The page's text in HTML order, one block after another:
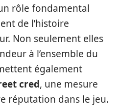
rôle fondamental
de l’histoire
Non seulement elles
à l’ensemble du
également
cred, une mesure
réputation dans le jeu.